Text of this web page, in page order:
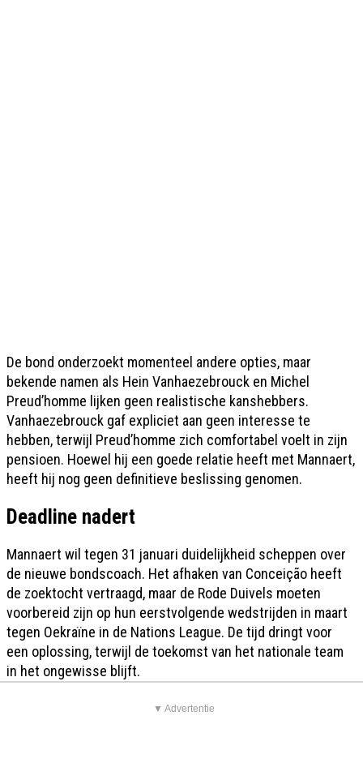
De bond onderzoekt momenteel andere opties, maar
bekende namen als Hein Vanhaezebrouck en Michel
Preud’homme lijken geen realistische kanshebbers.
Vanhaezebrouck gaf expliciet aan geen interesse te
hebben, terwijl Preud’homme zich comfortabel voelt in zijn
pensioen. Hoewel hij een goede relatie heeft met Mannaert,
heeft hij nog geen definitieve beslissing genomen.
Deadline nadert
Mannaert wil tegen 31 januari duidelijkheid scheppen over
de nieuwe bondscoach. Het afhaken van Conceição heeft
de zoektocht vertraagd, maar de Rode Duivels moeten
voorbereid zijn op hun eerstvolgende wedstrijden in maart
tegen Oekraïne in de Nations League. De tijd dringt voor
een oplossing, terwijl de toekomst van het nationale team
in het ongewisse blijft.
▼ Advertentie